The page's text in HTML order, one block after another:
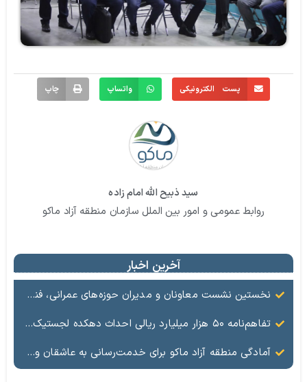
پست الکترونیکی واتساپ چاپ
سید ذبیح الله امام زاده
روابط عمومی و امور بین الملل سازمان منطقه آزاد ماکو
آخرین اخبار
نخستین نشست معاونان و مدیران حوزه‌های عمرانی، فنی، شهرسازی، محیط‌زیست، خدمات شهری و لجستیک ۱۸ منطقه آزاد در سال ۱۴۰۵ برگزار شد
تفاهم‌نامه ۵۰ هزار میلیارد ریالی احداث دهکده لجستیک ماکو امضا شد
آمادگی منطقه آزاد ماکو برای خدمت‌رسانی به عاشقان ولایت در آیین وداع و تشییع قائد امت